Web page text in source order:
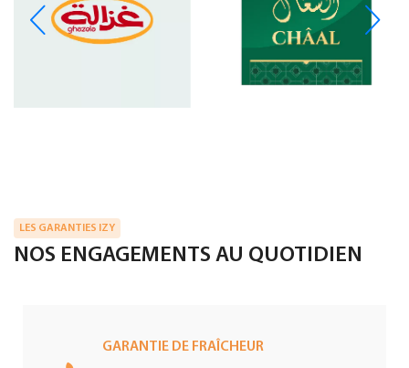
LES GARANTIES IZY
NOS ENGAGEMENTS AU QUOTIDIEN
GARANTIE DE FRAÎCHEUR